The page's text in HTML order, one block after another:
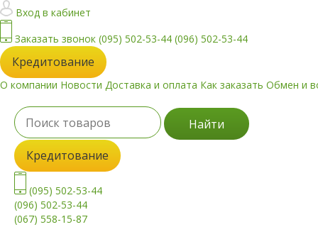
Вход в кабинет
Заказать звонок (095) 502-53-44 (096) 502-53-44
Кредитование
О компании Новости Доставка и оплата Как заказать Обмен и
Найти
Кредитование
(095) 502-53-44
(096) 502-53-44
(067) 558-15-87